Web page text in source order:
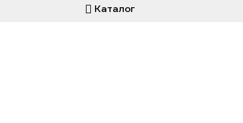
Каталог